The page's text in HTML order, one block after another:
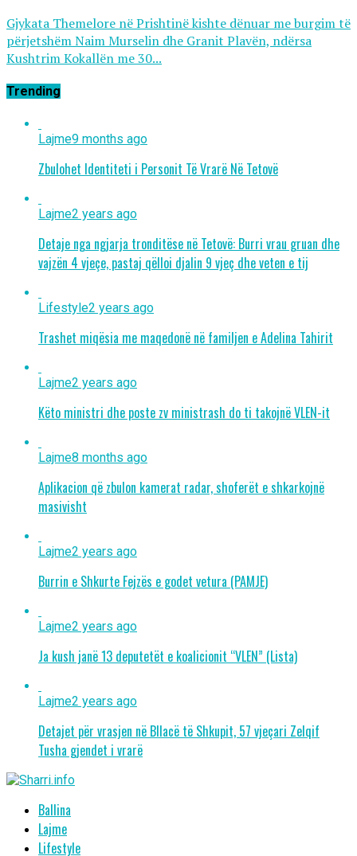
Gjykata Themelore në Prishtinë kishte dënuar me burgim të
përjetshëm Naim Murselin dhe Granit Plavën, ndërsa
Kushtrim Kokallën me 30...
Trending
Lajme9 months ago
Zbulohet Identiteti i Personit Të Vrarë Në Tetovë
Lajme2 years ago
Detaje nga ngjarja tronditëse në Tetovë: Burri vrau gruan dhe
vajzën 4 vjeçe, pastaj qëlloi djalin 9 vjeç dhe veten e tij
Lifestyle2 years ago
Trashet miqësia me maqedonë në familjen e Adelina Tahirit
Lajme2 years ago
Këto ministri dhe poste zv ministrash do ti takojnë VLEN-it
Lajme8 months ago
Aplikacion që zbulon kamerat radar, shoferët e shkarkojnë
masivisht
Lajme2 years ago
Burrin e Shkurte Fejzës e godet vetura (PAMJE)
Lajme2 years ago
Ja kush janë 13 deputetët e koalicionit “VLEN” (Lista)
Lajme2 years ago
Detajet për vrasjen në Bllacë të Shkupit, 57 vjeçari Zelqif
Tusha gjendet i vrarë
Ballina
Lajme
Lifestyle